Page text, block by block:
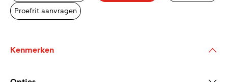
Proefrit aanvragen
Kenmerken